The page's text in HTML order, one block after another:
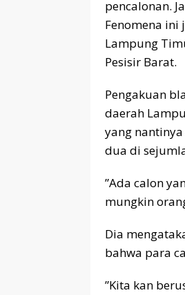
pencalonan.
Fenomena ini
Lampung
Pesisir Barat.
Pengakuan
daerah
yang
dua di
”Ada calon
mungkin
Dia
bahwa para
”Kita kan